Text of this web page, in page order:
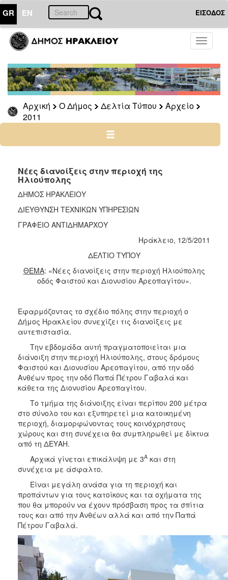
GR EN ΕΙΣΟΔΟΣ
Toggle
Αρχική Ο Δήμος Δελτία Τύπου
Αρχείο
2011
ΔΗΜΟΣ
Δελτία
Τύπου
Αρχείο
2026
2025
2022
2021
2020
2019
2018
2015
2011
2010
2006
ΤΟΠΟΣ
ΠΟΛΙΤΙΣΜΟΣ
ΑΝΘΕΚΤΙΚΗ
ΠΟΛΗ
Νέες διανοίξεις στην περιοχή της
Ηλιούπολης
ΔΗΜΟΣ ΗΡΑΚΛΕΙΟΥ
ΔΙΕΥΘΥΝΣΗ ΤΕΧΝΙΚΩΝ ΥΠΗΡΕΣΙΩΝ
ΓΡΑΦΕΙΟ ΑΝΤΙΔΗΜΑΡΧΟΥ
Ηράκλειο, 12/5/2011
ΔΕΛΤΙΟ ΤΥΠΟΥ
ΘΕΜΑ: «Νέες διανοίξεις στην περιοχή Ηλιούπολης
οδός Φαιστού και Διονυσίου Αρεοπαγίτου».
Εφαρμόζοντας το σχέδιο πόλης στην περιοχή ο
Δήμος Ηρακλείου συνεχίζει τις διανοίξεις με
αυτεπιστασία.
Την εβδομάδα αυτή πραγματοποιείται μια
διάνοιξη στην περιοχή Ηλιούπολης, στους δρόμους
Φαιστού και Διονυσίου Αρεοπαγίτου, από την οδό
Ανθέων προς την οδό Παπά Πέτρου Γαβαλά και
κάθετα της Διονυσίου Αρεοπαγίτου.
Το τμήμα της διάνοιξης είναι περίπου 200 μέτρα
στο σύνολο του και εξυπηρετεί μια κατοικημένη
περιοχή, διαμορφώνοντας τους κοινόχρηστους
χώρους και στη συνέχεια θα συμπληρωθεί με δίκτυα
από τη ΔΕΥΑΗ.
Αρχικά γίνεται επικάλυψη με 3Α και στη
συνέχεια με άσφαλτο.
Είναι μεγάλη ανάσα για τη περιοχή και
προπάντων για τους κατοίκους και τα οχήματα της
που θα μπορούν να έχουν πρόσβαση προς τα σπίτια
τους και από την Ανθέων αλλά και από την Παπά
Πέτρου Γαβαλά.